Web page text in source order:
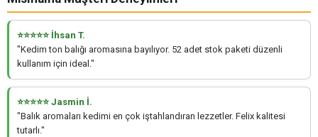
⭐⭐⭐⭐⭐ İhsan T.
"Kedim ton balığı aromasına bayılıyor. 52 adet stok paketi düzenli
kullanım için ideal."
⭐⭐⭐⭐⭐ Jasmin İ.
"Balık aromaları kedimi en çok iştahlandıran lezzetler. Felix kalitesi
tutarlı."